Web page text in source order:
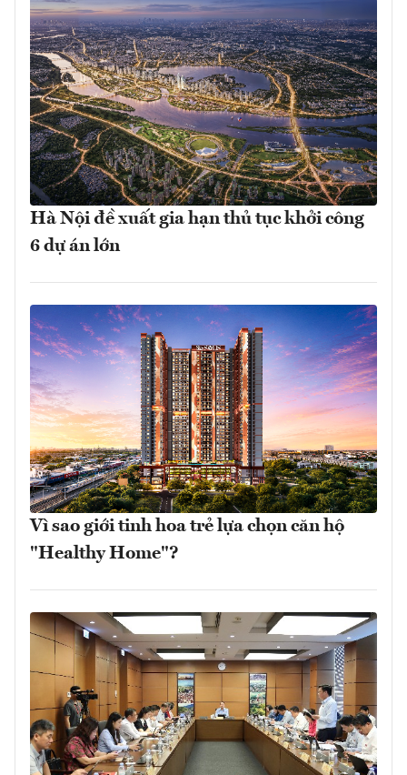
Hà Nội đề xuất gia hạn thủ tục khởi công
6 dự án lớn
Vì sao giới tinh hoa trẻ lựa chọn căn hộ
"Healthy Home"?